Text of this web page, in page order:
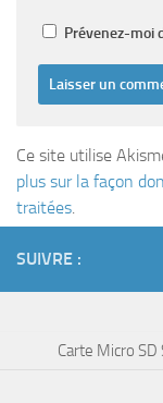
Prévenez-moi
Ce site utilise
plus sur la façon
traitées.
SUIVRE :
Carte Micro